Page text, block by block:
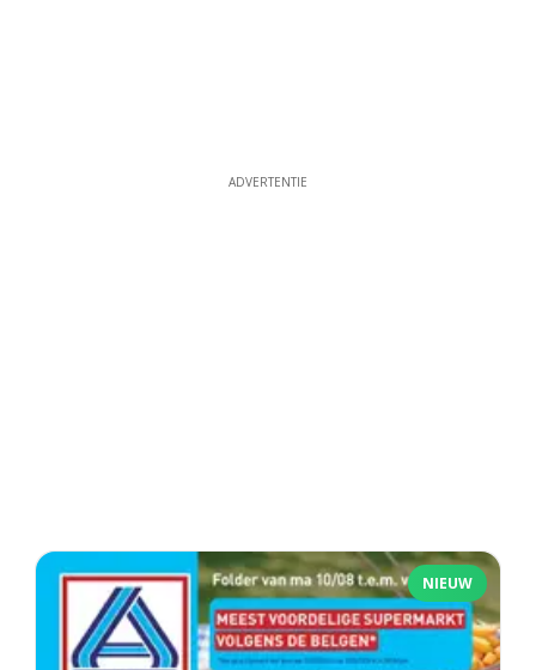
ADVERTENTIE
NIEUW